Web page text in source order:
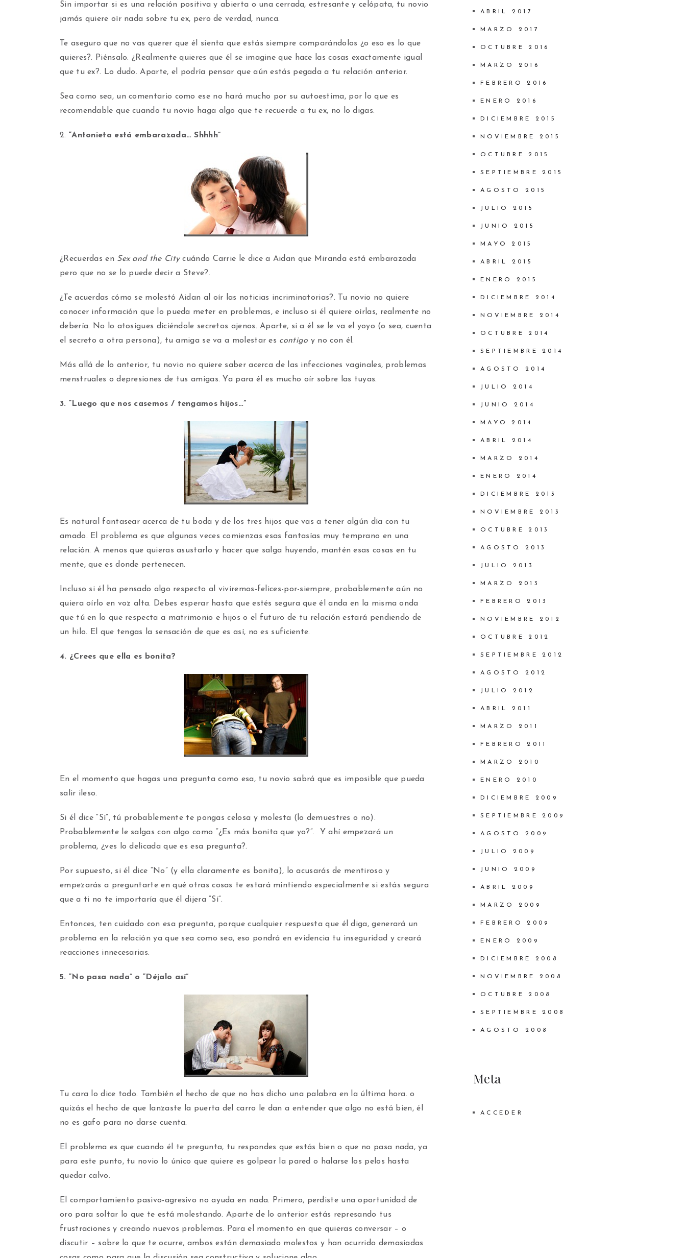
Sin importar si es una relación positiva y abierta o una cerrada, estresante y celópata, tu novio
jamás quiere oír nada sobre tu ex, pero de verdad, nunca.
Te aseguro que no vas querer que él sienta que estás siempre comparándolos ¿o eso es lo que
quieres?. Piénsalo. ¿Realmente quieres que él se imagine que hace las cosas exactamente igual
que tu ex?. Lo dudo. Aparte, el podría pensar que aún estás pegada a tu relación anterior.
Sea como sea, un comentario como ese no hará mucho por su autoestima, por lo que es
recomendable que cuando tu novio haga algo que te recuerde a tu ex, no lo digas.
2. “Antonieta está embarazada… Shhhh”
¿Recuerdas en Sex and the Citycuándo Carrie le dice a Aidan que Miranda está embarazada
pero que no se lo puede decir a Steve?.
¿Te acuerdas cómo se molestó Aidan al oír las noticias incriminatorias?. Tu novio no quiere
conocer información que lo pueda meter en problemas, e incluso si él quiere oírlas, realmente no
debería. No lo atosigues diciéndole secretos ajenos. Aparte, si a él se le va el yoyo (o sea, cuenta
el secreto a otra persona), tu amiga se va a molestar es contigo y no con él.
Más allá de lo anterior, tu novio no quiere saber acerca de las infecciones vaginales, problemas
menstruales o depresiones de tus amigas. Ya para él es mucho oír sobre las tuyas.
3. “Luego que nos casemos / tengamos hijos…”
Es natural fantasear acerca de tu boda y de los tres hijos que vas a tener algún día con tu
amado. El problema es que algunas veces comienzas esas fantasías muy temprano en una
relación. A menos que quieras asustarlo y hacer que salga huyendo, mantén esas cosas en tu
mente, que es donde pertenecen.
Incluso si él ha pensado algo respecto al viviremos-felices-por-siempre, probablemente aún no
quiera oírlo en voz alta. Debes esperar hasta que estés segura que él anda en la misma onda
que tú en lo que respecta a matrimonio e hijos o el futuro de tu relación estará pendiendo de
un hilo. El que tengas la sensación de que es así, no es suficiente.
4. ¿Crees que ella es bonita?
En el momento que hagas una pregunta como esa, tu novio sabrá que es imposible que pueda
salir ileso.
Si él dice “Sí”, tú probablemente te pongas celosa y molesta (lo demuestres o no).
Probablemente le salgas con algo como “¿Es más bonita que yo?”. Y ahí empezará un
problema, ¿ves lo delicada que es esa pregunta?.
Por supuesto, si él dice “No” (y ella claramente es bonita), lo acusarás de mentiroso y
empezarás a preguntarte en qué otras cosas te estará mintiendo especialmente si estás segura
que a ti no te importaría que él dijera “Sí”.
Entonces, ten cuidado con esa pregunta, porque cualquier respuesta que él diga, generará un
problema en la relación ya que sea como sea, eso pondrá en evidencia tu inseguridad y creará
reacciones innecesarias.
5. “No pasa nada” o “Déjalo así”
Tu cara lo dice todo. También el hecho de que no has dicho una palabra en la última hora. o
quizás el hecho de que lanzaste la puerta del carro le dan a entender que algo no está bien, él
no es gafo para no darse cuenta.
El problema es que cuando él te pregunta, tu respondes que estás bien o que no pasa nada, ya
para este punto, tu novio lo único que quiere es golpear la pared o halarse los pelos hasta
quedar calvo.
El comportamiento pasivo-agresivo no ayuda en nada. Primero, perdiste una oportunidad de
oro para soltar lo que te está molestando. Aparte de lo anterior estás represando tus
frustraciones y creando nuevos problemas. Para el momento en que quieras conversar – o
discutir – sobre lo que te ocurre, ambos están demasiado molestos y han ocurrido demasiadas
ABRIL 2017
MARZO 2017
OCTUBRE 2016
MARZO 2016
FEBRERO 2016
ENERO 2016
DICIEMBRE 2015
NOVIEMBRE 2015
OCTUBRE 2015
SEPTIEMBRE 2015
AGOSTO 2015
JULIO 2015
JUNIO 2015
MAYO 2015
ABRIL 2015
ENERO 2015
DICIEMBRE 2014
NOVIEMBRE 2014
OCTUBRE 2014
SEPTIEMBRE 2014
AGOSTO 2014
JULIO 2014
JUNIO 2014
MAYO 2014
ABRIL 2014
MARZO 2014
ENERO 2014
DICIEMBRE 2013
NOVIEMBRE 2013
OCTUBRE 2013
AGOSTO 2013
JULIO 2013
MARZO 2013
FEBRERO 2013
NOVIEMBRE 2012
OCTUBRE 2012
SEPTIEMBRE 2012
AGOSTO 2012
JULIO 2012
ABRIL 2011
MARZO 2011
FEBRERO 2011
MARZO 2010
ENERO 2010
DICIEMBRE 2009
SEPTIEMBRE 2009
AGOSTO 2009
JULIO 2009
JUNIO 2009
ABRIL 2009
MARZO 2009
FEBRERO 2009
ENERO 2009
DICIEMBRE 2008
NOVIEMBRE 2008
OCTUBRE 2008
SEPTIEMBRE 2008
AGOSTO 2008
Meta
ACCEDER